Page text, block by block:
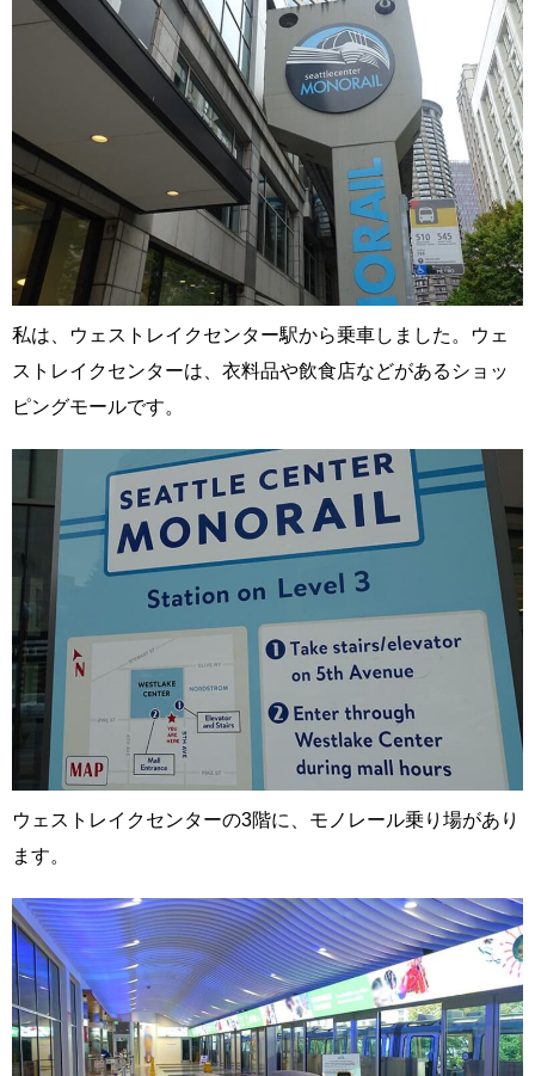
私は、ウェストレイクセンター駅から乗車しました。ウェ
ストレイクセンターは、衣料品や飲食店などがあるショッ
ピングモールです。
ウェストレイクセンターの3階に、モノレール乗り場があり
ます。